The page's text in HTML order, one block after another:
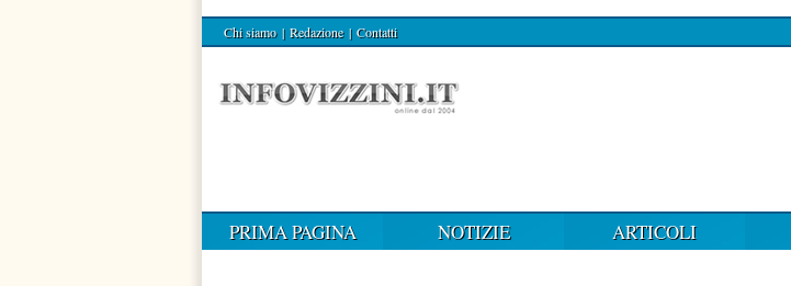
Chi siamo | Redazione | Contatti
PRIMA PAGINA NOTIZIE ARTICOLI